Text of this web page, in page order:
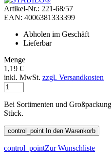
Artikel-Nr.: 221-68/57
EAN: 4006381333399
Abholen im Geschäft
Lieferbar
Menge
1,19 €
inkl. MwSt. zzgl. Versandkosten
Bei Sortimenten und
Stück.
control_point In den Warenkorb
control_pointZur Wunschliste